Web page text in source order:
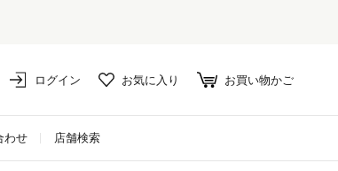
ログイン お気に入り お買い物かご
わせ 店舗検索